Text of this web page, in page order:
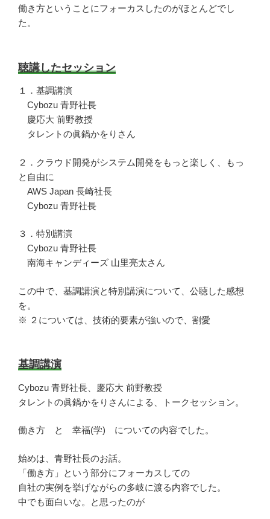
働き方ということにフォーカスしたのがほとんどでし
た。
聴講したセッション
１．基調講演
Cybozu 青野社長
慶応大 前野教授
タレントの眞鍋かをりさん
２．クラウド開発がシステム開発をもっと楽しく、もっ
と自由に
AWS Japan 長崎社長
Cybozu 青野社長
３．特別講演
Cybozu 青野社長
南海キャンディーズ 山里亮太さん
この中で、基調講演と特別講演について、公聴した感想
を。
※ ２については、技術的要素が強いので、割愛
基調講演
Cybozu 青野社長、慶応大 前野教授
タレントの眞鍋かをりさんによる、トークセッション。
働き方 と 幸福(学) についての内容でした。
始めは、青野社長のお話。
「働き方」という部分にフォーカスしての
自社の実例を挙げながらの多岐に渡る内容でした。
中でも面白いな。と思ったのが